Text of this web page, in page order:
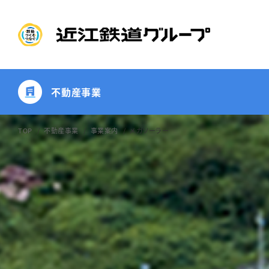
不動産事業
不動産賃貸 ・管
TOP 不動産事業 事業案内 メガソーラー